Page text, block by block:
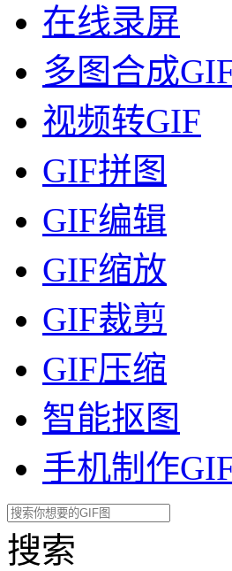
在线录屏
多图合成
视频转GIF
GIF拼图
GIF编辑
GIF缩放
GIF裁剪
GIF压缩
智能抠图
手机制作
搜索